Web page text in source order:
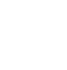
на Святом озере.